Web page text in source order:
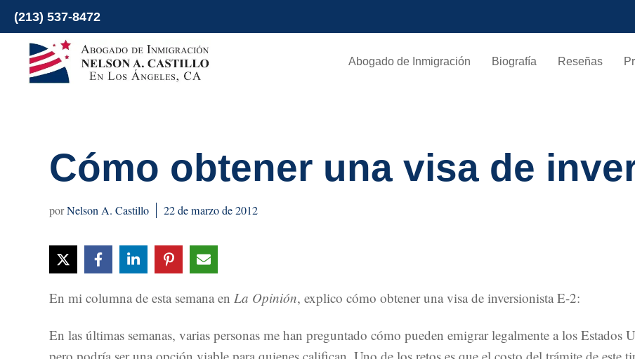
al
contenido
(213) 537-8472
Abogado de Inmigración Biografía Reseñas
Cómo obtener una visa de
Nelson A. Castillo 22 de marzo de 2012
En mi columna de esta semana en La Opinión, explico cómo obtener una visa de inversionista E-2:
En las últimas semanas, varias personas me han preguntado cómo pueden emigrar legalmente a los